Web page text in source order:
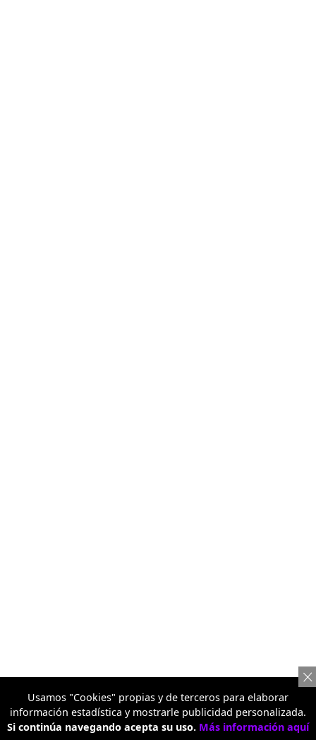
Usamos "Cookies" propias y de terceros para elaborar
información estadística y mostrarle publicidad personalizada.
Si continúa navegando acepta su uso. Más información aquí